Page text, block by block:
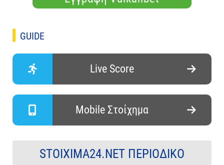
GUIDE
Live Score
Mobile Στοίχημα
STOIXIMA24.NET ΠΕΡΙΟΔΙΚΌ